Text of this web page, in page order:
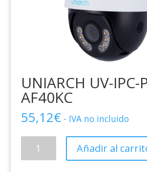
UNIARCH UV-IPC-
AF40KC
55,12€ - IVA no incluido
Añadir al